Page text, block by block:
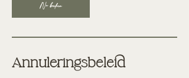
Nu boeken
Annuleringsbeleid